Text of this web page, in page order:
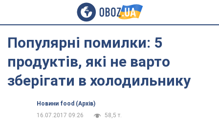
Популярні помилки: 5
продуктів, які не варто
зберігати в холодильнику
Новини food (Архів)
16.07.2017 09:26
58,5 т.